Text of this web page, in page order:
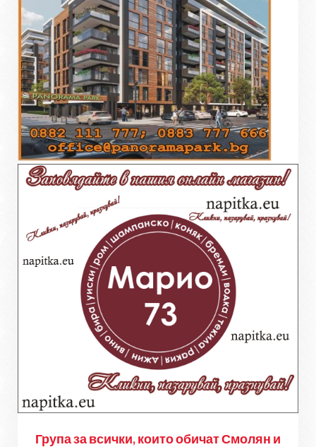
Група за всички, които обичат Смолян и